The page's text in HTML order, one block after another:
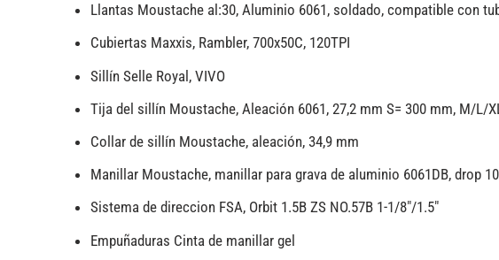
Llantas Moustache al:30, Aluminio 6061, soldado, compatible con
Cubiertas Maxxis, Rambler, 700x50C, 120TPI
Sillín Selle Royal, VIVO
Tija del sillín Moustache, Aleación 6061, 27,2 mm S= 300 mm, M/L/
Collar de sillín Moustache, aleación, 34,9 mm
Manillar Moustache, manillar para grava de aluminio 6061DB, drop
Sistema de direccion FSA, Orbit 1.5B ZS NO.57B 1-1/8″/1.5″
Empuñaduras Cinta de manillar gel